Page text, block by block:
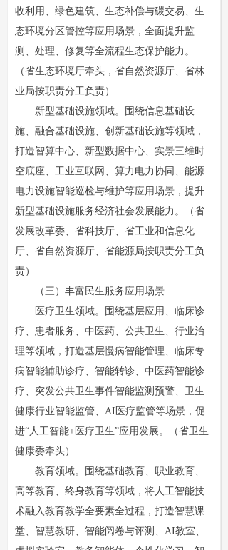
收利用、绿色建筑、生态补偿与碳交易、生
态环境分区管控等应用场景，全面提升监
测、处理、修复等全流程生态保护能力。
（省生态环境厅牵头，省自然资源厅、省林
业局按职责分工负责）
新型基础设施领域。围绕信息基础设
施、融合基础设施、创新基础设施等领域，
打造智算中心、新型数据中心、实景三维时
空底座、工业互联网、算力电力协同、能源
电力设施智能巡检与维护等应用场景，提升
新型基础设施服务经济社会发展能力。（省
发展改革委、省科技厅、省工业和信息化
厅、省自然资源厅、省能源局按职责分工负
责）
（三）丰富民生服务应用场景
医疗卫生领域。围绕基层应用、临床诊
疗、患者服务、中医药、公共卫生、行业治
理等领域，打造基层慢病智能管理、临床专
病智能辅助诊疗、智能转诊、中医药智能诊
疗、突发公共卫生事件智能监测预警、卫生
健康行业智能监管、AI医疗监管等场景，促
进“人工智能+医疗卫生”应用发展。（省卫生
健康委牵头）
教育领域。围绕基础教育、职业教育、
高等教育、终身教育等领域，将人工智能技
术融入教育教学全要素全过程，打造智慧课
堂、智慧教研、智能阅卷与评测、AI教室、